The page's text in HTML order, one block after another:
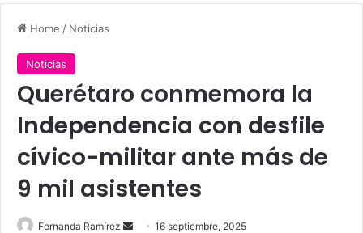
Home / Noticias
Noticias
Querétaro conmemora la
Independencia con desfile
cívico-militar ante más de
9 mil asistentes
Fernanda Ramírez
Send16 septiembre, 2025